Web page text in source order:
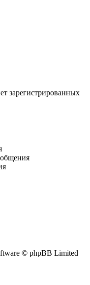
зарегистрированных
© phpBB Limited